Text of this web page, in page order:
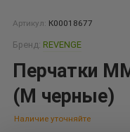
Артикул: К00018677
Бренд: REVENGE
Перчатки
(M черные)
Наличие уточняйте